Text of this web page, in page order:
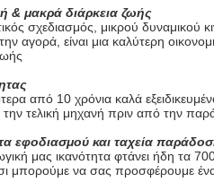
& μακρά διάρκεια ζωής
σχεδιασμός, μικρού δυναμικού
αγορά, είναι μια καλύτερη
από 10 χρόνια καλά
τελική μηχανή πριν από την
εφοδιασμού και ταχεία
μας ικανότητα φτάνει ήδη τα
μπορούμε να σας προσφέρουμε